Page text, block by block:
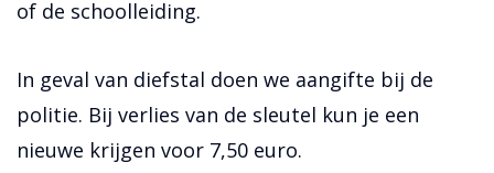
of de schoolleiding.
In geval van diefstal doen we aangifte bij de
politie. Bij verlies van de sleutel kun je een
nieuwe krijgen voor 7,50 euro.